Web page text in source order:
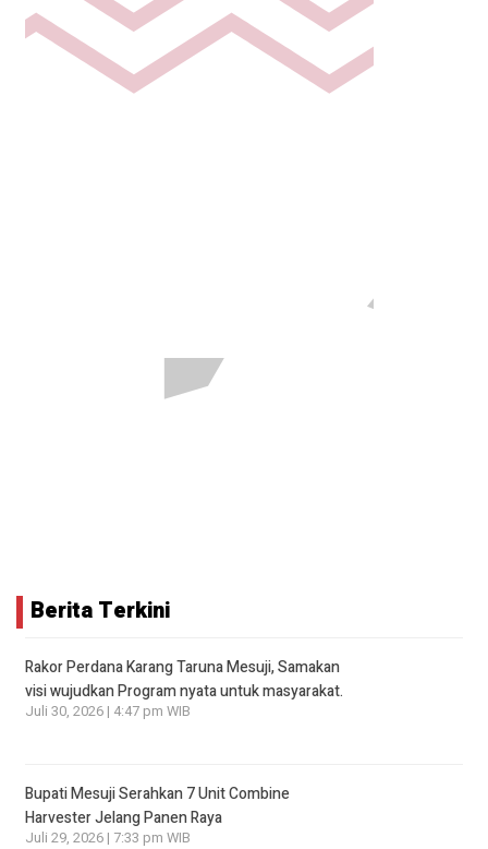
Berita Terkini
Rakor Perdana Karang Taruna Mesuji, Samakan
visi wujudkan Program nyata untuk masyarakat.
Juli 30, 2026 | 4:47 pm WIB
Bupati Mesuji Serahkan 7 Unit Combine
Harvester Jelang Panen Raya
Juli 29, 2026 | 7:33 pm WIB